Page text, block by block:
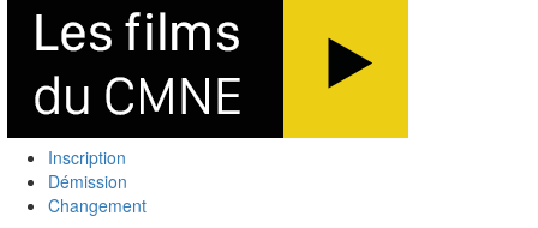
Inscription
Démission
Changement